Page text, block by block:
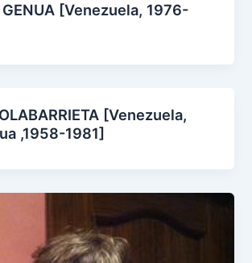
GENUA [Venezuela, 1976-
[Venezuela,
,1958-1981]